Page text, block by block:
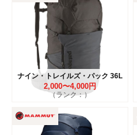
ナイン・トレイルズ・パック 36L
2,000〜4,000円
（ランク：）